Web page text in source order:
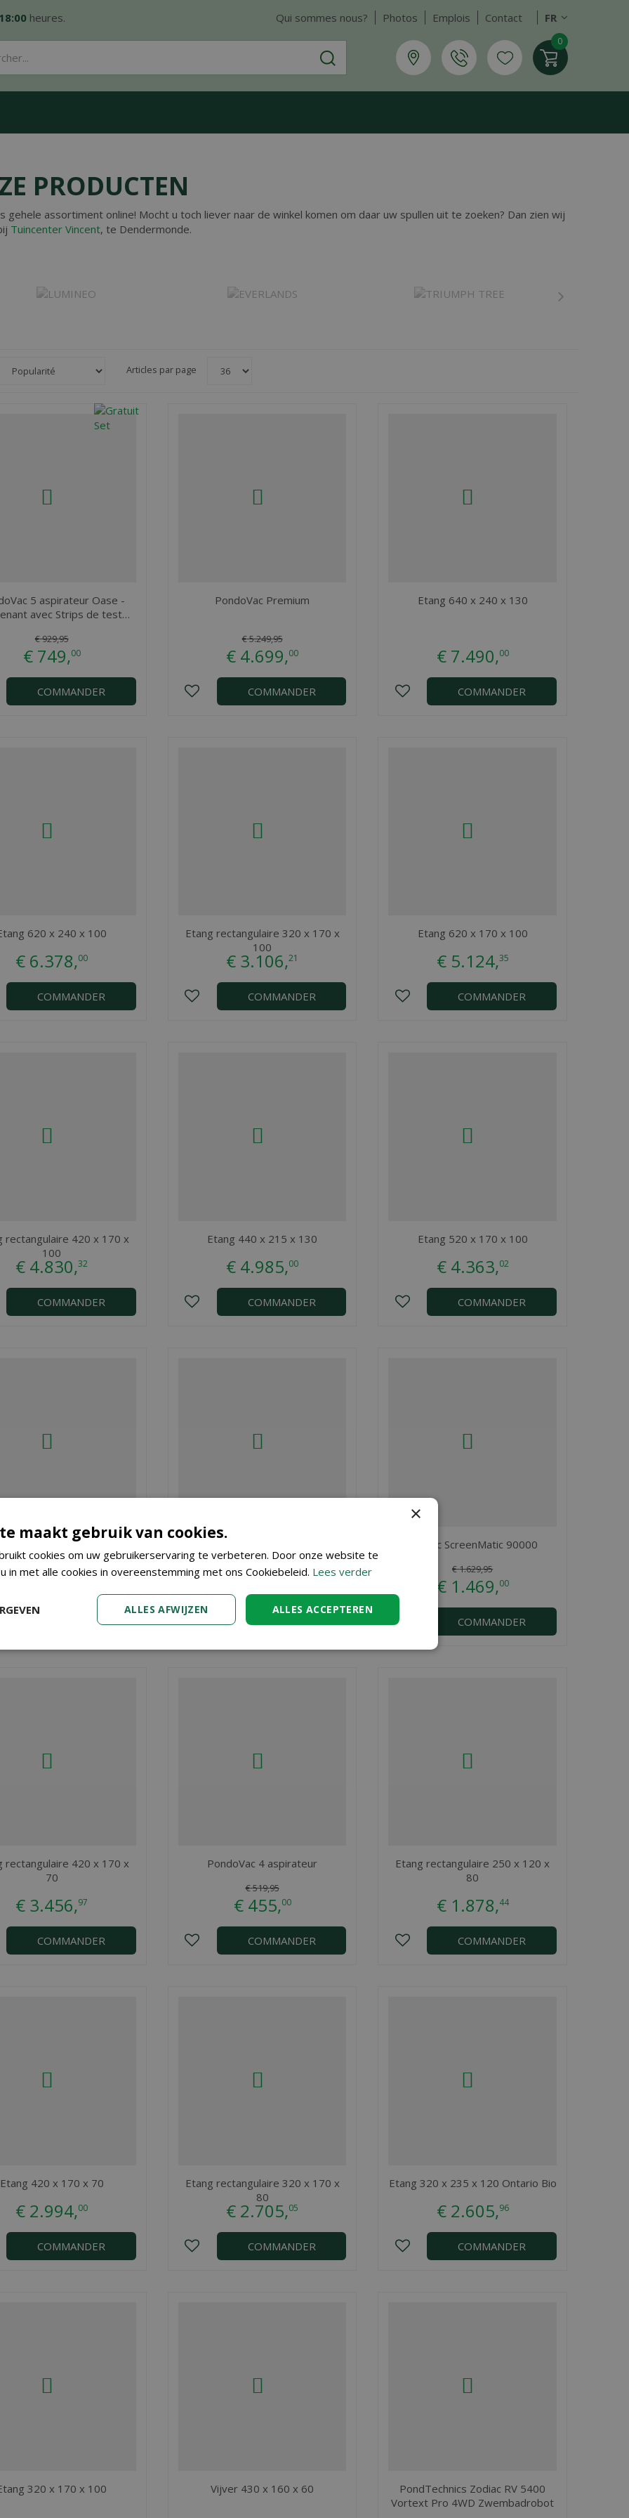
18:00 heures. Qui sommes nous? Photos Emplois Contact FR
PRODUCTEN
gehele assortiment online! Mocht u toch liever naar de winkel komen om daar uw spullen uit te zoeken? Dan zien wij
Tuincenter Vincent, te Dendermonde.
Articles par page
5 aspirateur Oase -
avec Strips de test…
€929,95
€ 749,00
COMMANDER
PondoVac Premium
€5.249,95
€ 4.699,00
COMMANDER
Etang 640 x 240 x 130
€ 7.490,00
COMMANDER
620 x 240 x 100
€ 6.378,00
COMMANDER
Etang rectangulaire 320 x 170 x
100
€ 3.106,21
COMMANDER
Etang 620 x 170 x 100
€ 5.124,35
COMMANDER
rectangulaire 420 x 170 x
100
€ 4.830,32
COMMANDER
Etang 440 x 215 x 130
€ 4.985,00
COMMANDER
Etang 520 x 170 x 100
€ 4.363,02
COMMANDER
Etang 400 x 200 x 70
COMMANDER COMMANDER
BioTec ScreenMatic 90000
€1.629,95
€ 1.469,00
COMMANDER
rectangulaire 420 x 170 x
70
€ 3.456,97
COMMANDER
PondoVac 4 aspirateur
€519,95
€ 455,00
COMMANDER
Etang rectangulaire 250 x 120 x
80
€ 1.878,44
COMMANDER
Etang 420 x 170 x 70
€ 2.994,00
COMMANDER
Etang rectangulaire 320 x 170 x
80
€ 2.705,05
COMMANDER
Etang 320 x 235 x 120 Ontario Bio
€ 2.605,96
COMMANDER
320 x 170 x 100 Vijver 430 x 160 x 60
PondTechnics Zodiac RV 5400
Vortext Pro 4WD Zwembadrobot
×
maakt gebruik van cookies.
cookies om uw gebruikerservaring te verbeteren. Door onze website te
in met alle cookies in overeenstemming met ons Cookiebeleid. Lees verder
ALLES ACCEPTEREN
ALLES AFWIJZEN